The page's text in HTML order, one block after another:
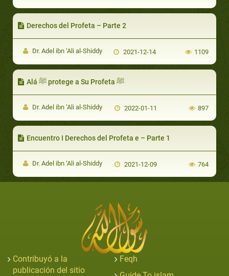
Derechos del Profeta – Parte 2
Dr. Adel ibn ‘Ali al-Shiddy 2021-12-14 1109
Alá ﷺ protege a Su Profeta ﷺ
Dr. Adel ibn ‘Ali al-Shiddy 2022-01-11 897
Encuentro I Derechos del Profeta e – Parte 1
Dr. Adel ibn ‘Ali al-Shiddy 2021-12-09 764
Contribuyó a la
publicación del sitio
Feqh